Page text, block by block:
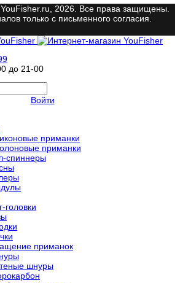
2026. Все права защищены.
только с письменного согласия.
до 21-00
Войти
приманки
приманки
спиннеры
головки
приманок
шнуры